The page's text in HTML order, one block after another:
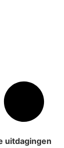
uitdagingen